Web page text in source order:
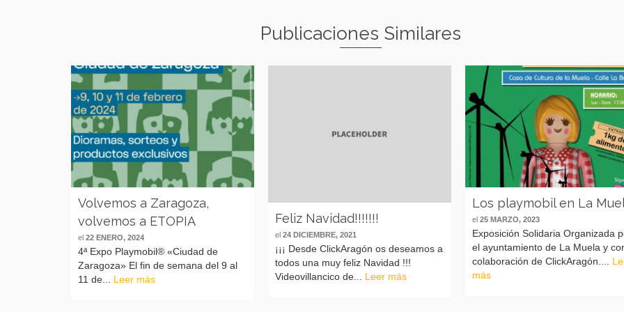
Publicaciones Similares
Volvemos a Zaragoza,
volvemos a ETOPIA
el 22 ENERO, 2024
4ª Expo Playmobil® «Ciudad de
Zaragoza» El fin de semana del 9 al
11 de... Leer más
Feliz Navidad!!!!!!!
el24 DICIEMBRE, 2021
¡¡¡ Desde ClickAragón os deseamos a
todos una muy feliz Navidad !!!
Videovillancico de... Leer más
Los playmobil en La
el25 MARZO, 2023
Exposición Solidaria Organizada
el ayuntamiento de La Muela y
colaboración de ClickAragón....
más